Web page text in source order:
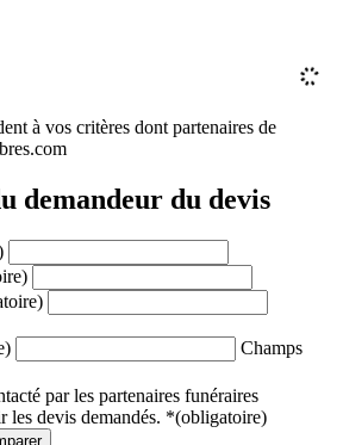
à vos critères dont partenaires de
demandeur du devis
Champs
par les partenaires funéraires
les devis demandés. *(obligatoire)